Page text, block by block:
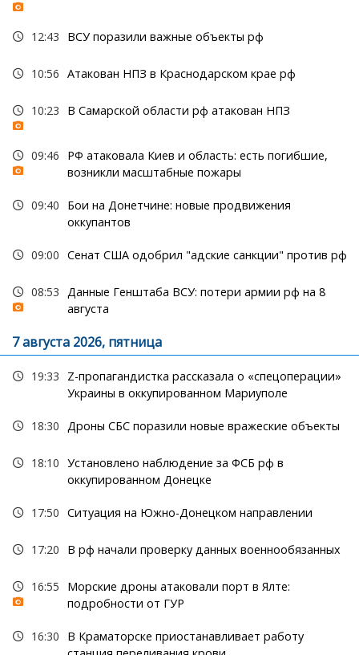
12:43 ВСУ поразили важные объекты рф
10:56 Атакован НПЗ в Краснодарском крае рф
10:23 В Самарской области рф атакован НПЗ
09:46
РФ атаковала Киев и область: есть погибшие,
возникли масштабные пожары
09:40
Бои на Донетчине: новые продвижения
оккупантов
09:00 Сенат США одобрил "адские санкции" против рф
08:53
Данные Генштаба ВСУ: потери армии рф на 8
августа
7 августа 2026, пятница
19:33
Z-пропагандистка рассказала о «спецоперации»
Украины в оккупированном Мариуполе
18:30 Дроны СБС поразили новые вражеские объекты
18:10 Установлено наблюдение за ФСБ рф в
оккупированном Донецке
17:50 Ситуация на Южно-Донецком направлении
17:20 В рф начали проверку данных военнообязанных
16:55
Морские дроны атаковали порт в Ялте:
подробности от ГУР
16:30
В Краматорске приостанавливает работу